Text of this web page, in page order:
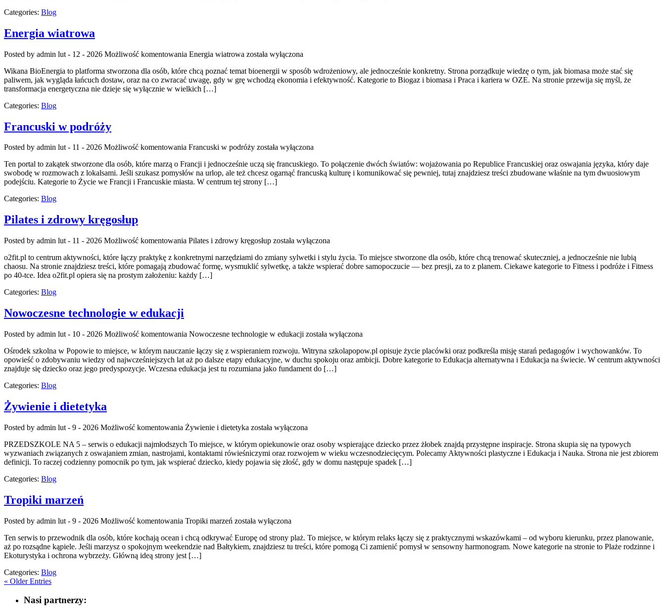
Categories: Blog
Energia wiatrowa
Posted by admin lut - 12 - 2026 Możliwość komentowania Energia wiatrowa została wyłączona
Wikana BioEnergia to platforma stworzona dla osób, które chcą poznać temat bioenergii w sposób wdrożeniowy, ale jednocześnie konkretny. Strona porządkuje wiedzę o tym, jak biomasa może stać się
paliwem, jak wygląda łańcuch dostaw, oraz na co zwracać uwagę, gdy w grę wchodzą ekonomia i efektywność. Kategorie to Biogaz i biomasa i Praca i kariera w OZE. Na stronie przewija się myśl, że
transformacja energetyczna nie dzieje się wyłącznie w wielkich […]
Categories: Blog
Francuski w podróży
Posted by admin lut - 11 - 2026 Możliwość komentowania Francuski w podróży została wyłączona
Ten portal to zakątek stworzone dla osób, które marzą o Francji i jednocześnie uczą się francuskiego. To połączenie dwóch światów: wojażowania po Republice Francuskiej oraz oswajania języka, który daje
swobodę w rozmowach z lokalsami. Jeśli szukasz pomysłów na urlop, ale też chcesz ogarnąć francuską kulturę i komunikować się pewniej, tutaj znajdziesz treści zbudowane właśnie na tym dwuosiowym
podejściu. Kategorie to Życie we Francji i Francuskie miasta. W centrum tej strony […]
Categories: Blog
Pilates i zdrowy kręgosłup
Posted by admin lut - 11 - 2026 Możliwość komentowania Pilates i zdrowy kręgosłup została wyłączona
o2fit.pl to centrum aktywności, które łączy praktykę z konkretnymi narzędziami do zmiany sylwetki i stylu życia. To miejsce stworzone dla osób, które chcą trenować skuteczniej, a jednocześnie nie lubią
chaosu. Na stronie znajdziesz treści, które pomagają zbudować formę, wysmuklić sylwetkę, a także wspierać dobre samopoczucie — bez presji, za to z planem. Ciekawe kategorie to Fitness i podróże i Fitness
po 40-tce. Idea o2fit.pl opiera się na prostym założeniu: każdy […]
Categories: Blog
Nowoczesne technologie w edukacji
Posted by admin lut - 10 - 2026 Możliwość komentowania Nowoczesne technologie w edukacji została wyłączona
Ośrodek szkolna w Popowie to miejsce, w którym nauczanie łączy się z wspieraniem rozwoju. Witryna szkolapopow.pl opisuje życie placówki oraz podkreśla misję starań pedagogów i wychowanków. To
opowieść o zdobywaniu wiedzy od najwcześniejszych lat aż po dalsze etapy edukacyjne, w duchu spokoju oraz ambicji. Dobre kategorie to Edukacja alternatywna i Edukacja na świecie. W centrum aktywności
znajduje się dziecko oraz jego predyspozycje. Wczesna edukacja jest tu rozumiana jako fundament do […]
Categories: Blog
Żywienie i dietetyka
Posted by admin lut - 9 - 2026 Możliwość komentowania Żywienie i dietetyka została wyłączona
PRZEDSZKOLE NA 5 – serwis o edukacji najmłodszych To miejsce, w którym opiekunowie oraz osoby wspierające dziecko przez żłobek znajdą przystępne inspiracje. Strona skupia się na typowych
wyzwaniach związanych z oswajaniem zmian, nastrojami, kontaktami rówieśniczymi oraz rozwojem w wieku wczesnodziecięcym. Polecamy Aktywności plastyczne i Edukacja i Nauka. Strona nie jest zbiorem
definicji. To raczej codzienny pomocnik po tym, jak wspierać dziecko, kiedy pojawia się złość, gdy w domu następuje spadek […]
Categories: Blog
Tropiki marzeń
Posted by admin lut - 9 - 2026 Możliwość komentowania Tropiki marzeń została wyłączona
Ten serwis to przewodnik dla osób, które kochają ocean i chcą odkrywać Europę od strony plaż. To miejsce, w którym relaks łączy się z praktycznymi wskazówkami – od wyboru kierunku, przez planowanie,
aż po rozsądne kąpiele. Jeśli marzysz o spokojnym weekendzie nad Bałtykiem, znajdziesz tu treści, które pomogą Ci zamienić pomysł w sensowny harmonogram. Nowe kategorie na stronie to Plaże rodzinne i
Ekoturystyka i ochrona wybrzeży. Główną ideą strony jest […]
Categories: Blog
« Older Entries
Nasi partnerzy: